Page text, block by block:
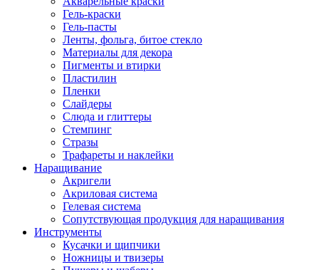
Гель-краски
Гель-пасты
Ленты, фольга, битое стекло
Материалы для декора
Пигменты и втирки
Пластилин
Пленки
Слайдеры
Слюда и глиттеры
Стемпинг
Стразы
Трафареты и наклейки
Наращивание
Акригели
Акриловая система
Гелевая система
Сопутствующая продукция для наращивания
Инструменты
Кусачки и щипчики
Ножницы и твизеры